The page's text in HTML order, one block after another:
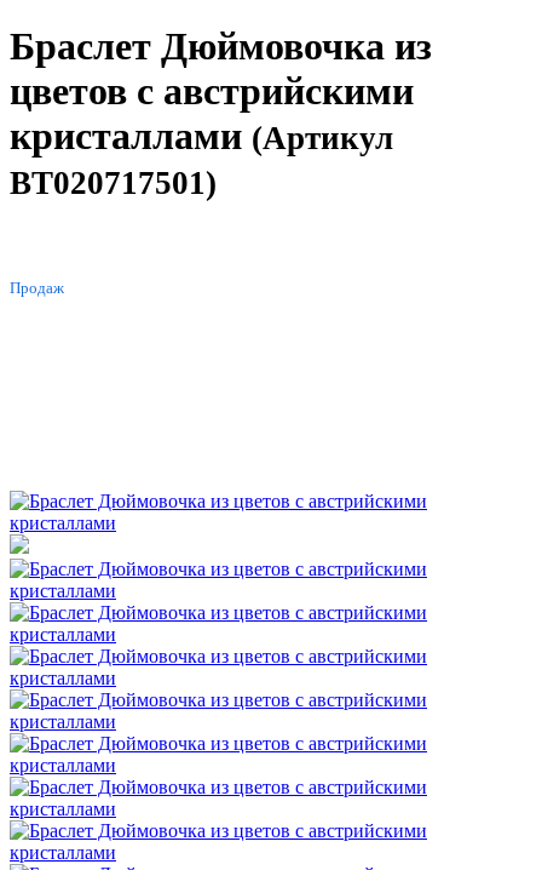
Браслет Дюймовочка из
цветов с австрийскими
кристаллами (Артикул
BT020717501)
Продаж